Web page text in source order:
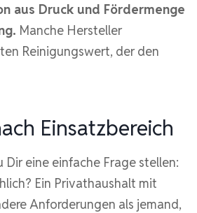
aus Druck und Fördermenge
Manche Hersteller
Reinigungswert, der den
Einsatzbereich
eine einfache Frage stellen:
Ein Privathaushalt mit
Anforderungen als jemand,